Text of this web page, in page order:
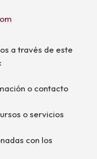
a través de este
o contacto
o servicios
con los